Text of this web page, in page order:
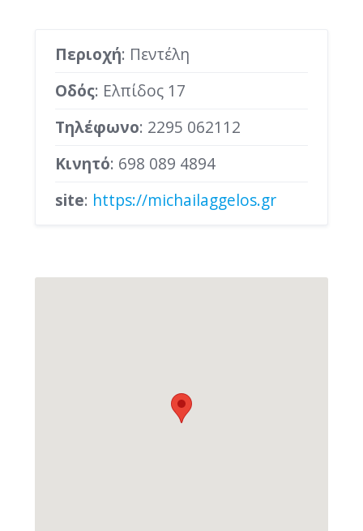
Περιοχή: Πεντέλη
Οδός: Ελπίδος 17
Τηλέφωνο: 2295 062112
Κινητό: 698 089 4894
site: https://michailaggelos.gr